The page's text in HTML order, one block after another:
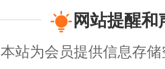
网站提醒和
本站为会员提供信息存